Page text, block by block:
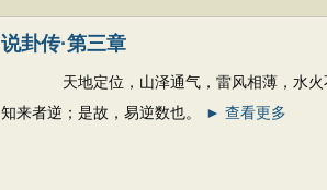
说卦传·第三章
天地定位，山泽通气，雷风相薄，水火不
知来者逆；是故，易逆数也。
► 查看更多